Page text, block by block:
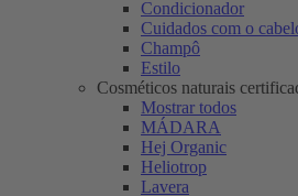
Condicionador
Cuidados com o
Champô
Estilo
Cosméticos naturais
Mostrar todos
MÁDARA
Hej Organic
Heliotrop
Lavera